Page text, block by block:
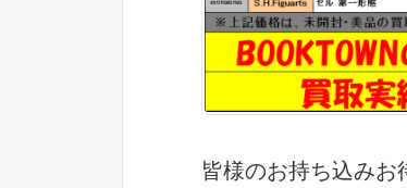
皆様のお持ち込みお